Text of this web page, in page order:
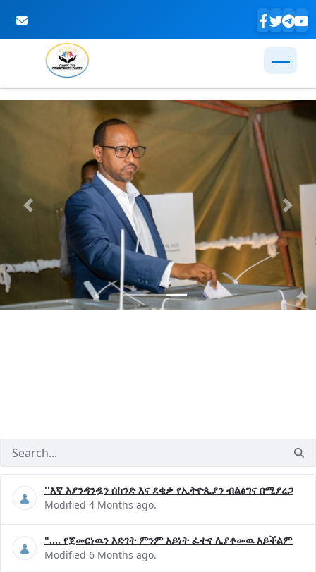
Skip to Main Content
Previous Next
''እኛ እያንዳንዷን ሰከንድ እና ደቂቃ የኢትዮጲያን ብልፅግና
Modified 4 Months ago.
".... የጀመርነዉን እድገት ምንም አይነት ፈተና ሊያቆመዉ አይችልም"-
Modified 6 Months ago.